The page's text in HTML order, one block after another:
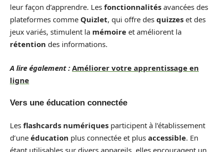
leur façon d’apprendre. Les fonctionnalités avancées des
plateformes comme Quizlet, qui offre des quizzes et des
jeux variés, stimulent la mémoire et améliorent la
rétention des informations.
A lire également : Améliorer votre apprentissage en
ligne
Vers une éducation connectée
Les flashcards numériques participent à l’établissement
d’une éducation plus connectée et plus accessible. En
étant utilisables sur divers appareils, elles encouragent un